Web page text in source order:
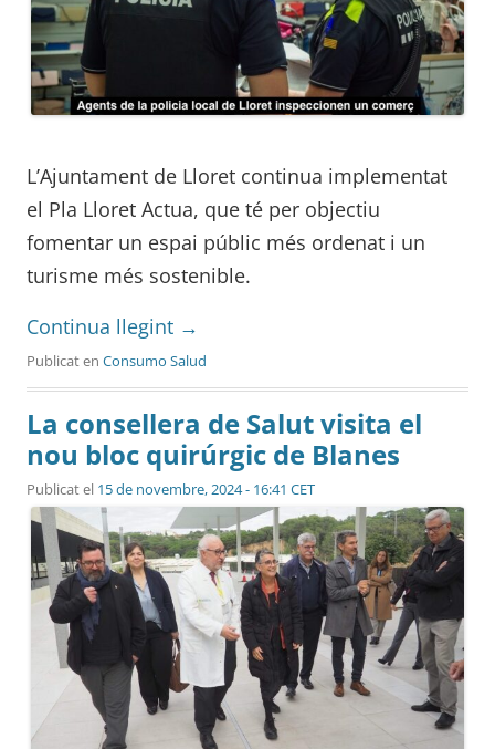
L’Ajuntament de Lloret continua implementat
el Pla Lloret Actua, que té per objectiu
fomentar un espai públic més ordenat i un
turisme més sostenible.
Continua llegint →
Publicat en Consumo Salud
La consellera de Salut visita el
nou bloc quirúrgic de Blanes
Publicat el 15 de novembre, 2024 - 16:41 CET